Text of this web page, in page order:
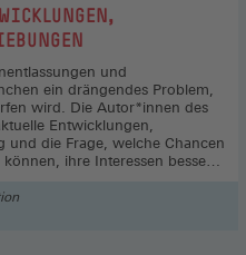
und
ein drängendes Problem,
wird. Die Autor*innen des
Entwicklungen,
und die Frage, welche Chancen
ihre Interessen besser